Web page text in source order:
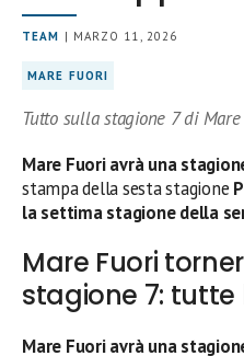
TEAM | MARZO 11, 2026
MARE FUORI
Tutto sulla stagione 7 di
Mare Fuori avrà una
stampa della sesta stagione
la settima stagione della
Mare Fuori
stagione 7: tutte
Mare Fuori avrà una